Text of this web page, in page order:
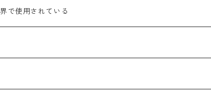
～で使用されている